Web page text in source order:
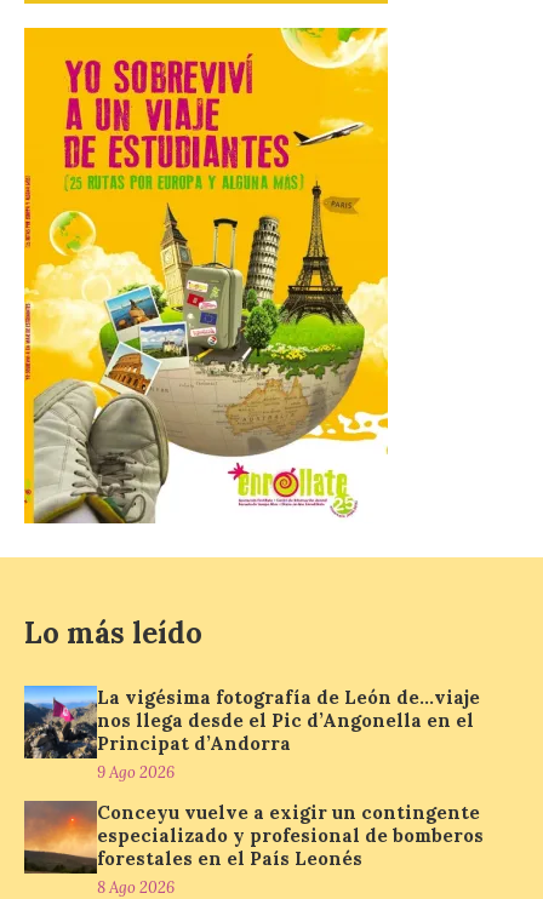
Recinto Ferial de Asturias Luis Adaro de
Gijón. El Recinto Ferial Luis Adaro de
La Comarca de las Cinco
Villas, un lugar ideal para
ver el eclipse solar
9 Ago 2026
El próximo 12 de agosto
se producirá el fenómeno
natural excepcional que
podrá verse en muchos
puntos de la comarca,
pero hay que recordar que la observación
debe hacerse siguiendo las pautas de
seguridad recomendadas. La Comarca de
Cinco Villas […]
desde el Pic d’Angonella
en el Principat d’Andorra
9 Ago 2026
Nueva edición de León
de…viaje. Una iniciativa
organizado por la sección
juvenil de la Asociación
Enróllate, la Asociación
Conceyu País Llionés y el Diario de
Turismo, Ocio e Información para
Lo más leído
La vigésima fotografía de León de…viaje
nos llega desde el Pic d’Angonella en el
Principat d’Andorra
9 Ago 2026
Conceyu vuelve a exigir un contingente
especializado y profesional de bomberos
forestales en el País Leonés
8 Ago 2026